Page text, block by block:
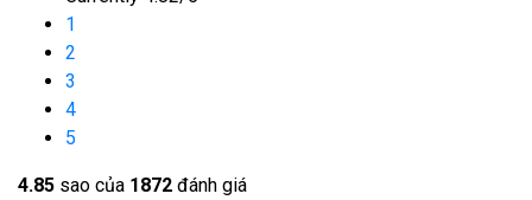
Các bộ phận khác như phớt, van, gioăng...
nguồn điện, tủ điều khiển, …các bộ phận này
1
2
3
4
5
4.85 sao của 1872 đánh giá